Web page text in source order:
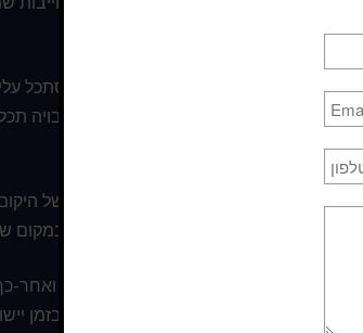
אם תסלק ממנו את כל מושגיך שלך ותסתכל
ותקווה. מתחת לכל מושגיך על אודותיו חבויה
אתה בעצם מבקש לראות את תכליתו של
לתכליתו של כל אחד מהם להתגלות לך, במקום
אחד, שבהם עליך לומר תחילה את רעיון היום
להתייחס לכל אחד מהם בכנות שווה בזמן יישום